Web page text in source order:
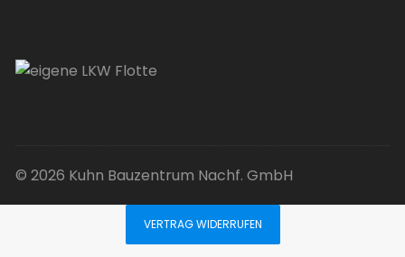
© 2026 Kuhn Bauzentrum Nachf. GmbH
VERTRAG WIDERRUFEN